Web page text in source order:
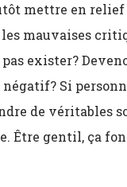
mettre en
mauvaises
exister?
Si
de véritables
Être gentil, ça